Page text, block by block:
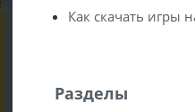
Как скачать игры
Разделы